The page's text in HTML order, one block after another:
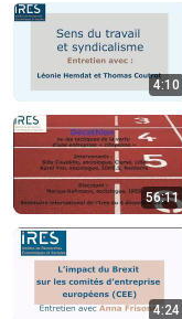
4:10
56:11
4:24